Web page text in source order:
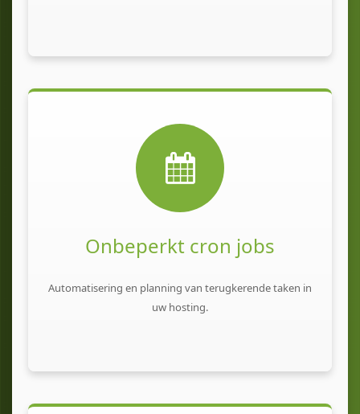
Onbeperkt cron jobs
Automatisering en planning van terugkerende taken in
uw hosting.